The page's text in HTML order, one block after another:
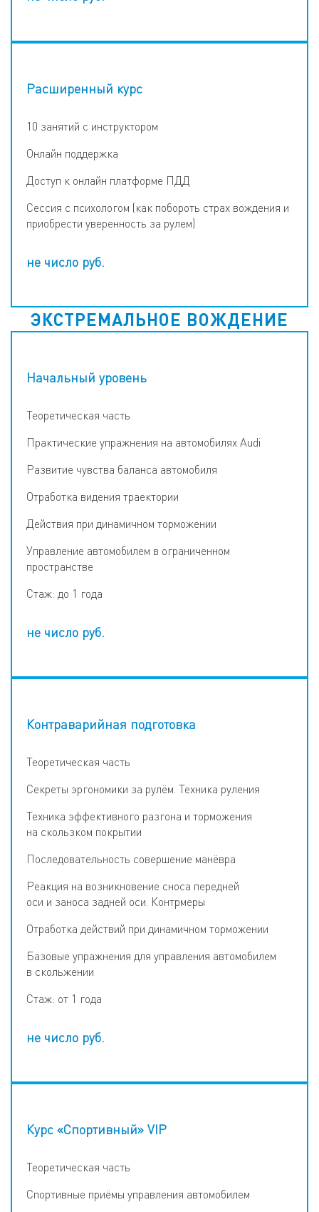
Расширенный курс
10 занятий с инструктором
Онлайн поддержка
Доступ к онлайн платформе ПДД
Сессия с психологом (как побороть страх вождения и
приобрести уверенность за рулем)
не число руб.
ЭКСТРЕМАЛЬНОЕ ВОЖДЕНИЕ
Начальный уровень
Теоретическая часть
Практические упражнения на автомобилях Audi
Развитие чувства баланса автомобиля
Отработка видения траектории
Действия при динамичном торможении
Управление автомобилем в ограниченном
пространстве
Стаж: до 1 года
не число руб.
Контраварийная подготовка
Теоретическая часть
Секреты эргономики за рулём. Техника руления
Техника эффективного разгона и торможения
на скользком покрытии
Последовательность совершение манёвра
Реакция на возникновение сноса передней
оси и заноса задней оси. Контрмеры
Отработка действий при динамичном торможении
Базовые упражнения для управления автомобилем
в скольжении
Стаж: от 1 года
не число руб.
Курс «Спортивный» VIP
Теоретическая часть
Спортивные приёмы управления автомобилем